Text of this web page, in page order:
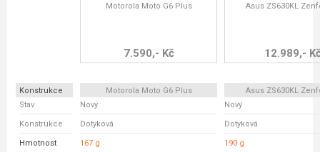
Motorola Moto G6 Plus
7.590,- Kč
Asus ZS630KL
12.989,-
Konstrukce Motorola Moto G6 Plus
Asus ZS630KL
Stav
Nový Nový
Konstrukce Dotyková Dotyková
Hmotnost 167 g 190 g